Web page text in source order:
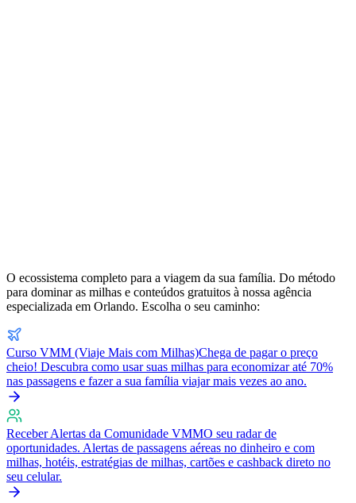
O ecossistema completo para a viagem da sua família. Do método
para dominar as milhas e conteúdos gratuitos à nossa agência
especializada em Orlando. Escolha o seu caminho:
Curso VMM (Viaje Mais com Milhas)Chega de pagar o preço
cheio! Descubra como usar suas milhas para economizar até 70%
nas passagens e fazer a sua família viajar mais vezes ao ano.
Receber Alertas da Comunidade VMMO seu radar de
oportunidades. Alertas de passagens aéreas no dinheiro e com
milhas, hotéis, estratégias de milhas, cartões e cashback direto no
seu celular.